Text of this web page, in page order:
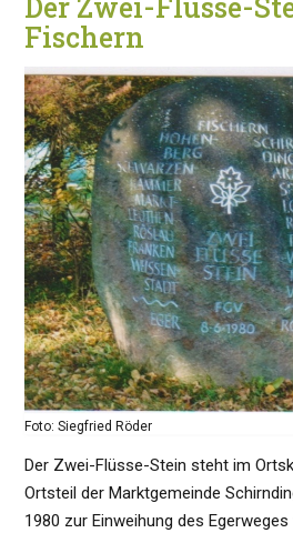
Fischern
Foto: Siegfried Röder
Der Zwei-Flüsse-Stein steht im
Ortsteil der Marktgemeinde
1980 zur Einweihung des